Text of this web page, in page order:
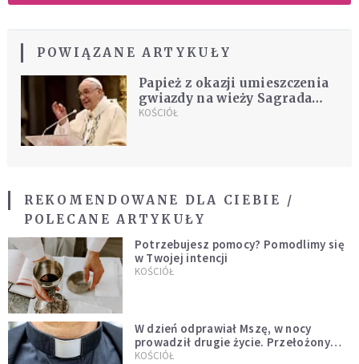
POWIĄZANE ARTYKUŁY
Papież z okazji umieszczenia
gwiazdy na wieży Sagrada
Família: powiedzcie "tak"
KOŚCIÓŁ
REKOMENDOWANE DLA CIEBIE /
POLECANE ARTYKUŁY
Potrzebujesz pomocy? Pomodlimy się
w Twojej intencji
KOŚCIÓŁ
W dzień odprawiał Mszę, w nocy
prowadził drugie życie. Przełożony
kazał mu opuścić zakon
KOŚCIÓŁ